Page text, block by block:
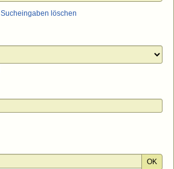
Sucheingaben löschen
OK